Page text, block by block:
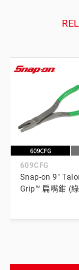
609CFG
Snap-on 9"
Grip™ 扁嘴鉗 (